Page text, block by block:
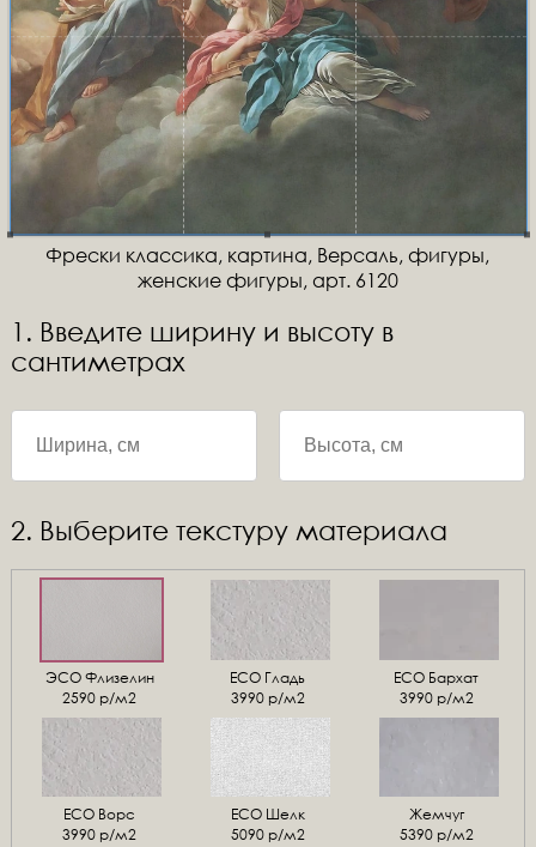
Фрески классика, картина, Версаль, фигуры,
женские фигуры, арт. 6120
1. Введите ширину и высоту в
сантиметрах
2. Выберите текстуру материала
ЭСО Флизелин
2590 р/м2
ЕСО Гладь
3990 р/м2
ECO Бархат
3990 р/м2
ЕСО Ворс
3990 р/м2
ЕСО Шелк
5090 р/м2
Жемчуг
5390 р/м2